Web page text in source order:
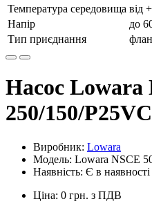
Температура середовища від
Напір
до
Тип приєднання
Насос Lowara
250/150/
Виробник: Lowara
Модель: Lowara NSCE
Наявність: Є в наявності
Ціна: 0 грн. з ПДВ